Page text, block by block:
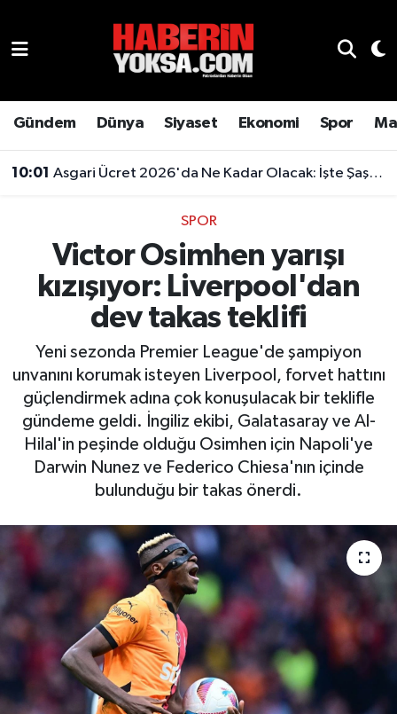
Gündem Dünya Siyaset Ekonomi Spor
10:01 Asgari Ücret 2026'da Ne Kadar Olacak: İşte Şaşırtan Rakam
SPOR
Victor Osimhen yarışı
kızışıyor: Liverpool'dan
dev takas teklifi
Yeni sezonda Premier League'de şampiyon
unvanını korumak isteyen Liverpool, forvet hattını
güçlendirmek adına çok konuşulacak bir teklifle
gündeme geldi. İngiliz ekibi, Galatasaray ve Al-
Hilal'in peşinde olduğu Osimhen için Napoli'ye
Darwin Nunez ve Federico Chiesa'nın içinde
bulunduğu bir takas önerdi.
Genel
Gündem
Otomobil
Sağlık
Teknoloji
Hava Durumu
Son Dakika Haberleri
Haber Arşivi